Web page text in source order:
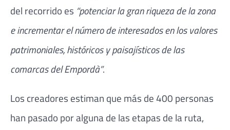
del recorrido es “potenciar la gran riqueza de la zona
e incrementar el número de interesados en los valores
patrimoniales, históricos y paisajísticos de las
comarcas del Empordà”.
Los creadores estiman que más de 400 personas
han pasado por alguna de las etapas de la ruta,